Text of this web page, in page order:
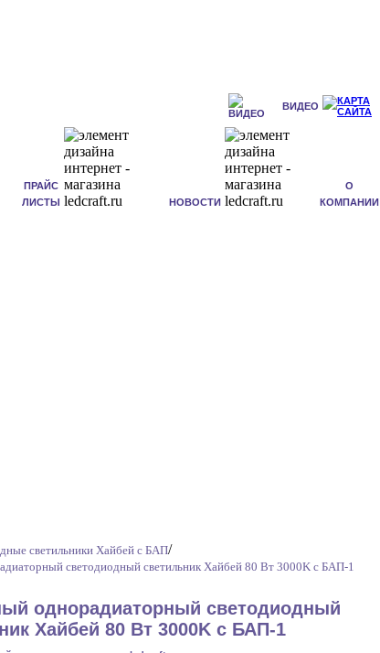
ВИДЕО
ПРАЙС
ЛИСТЫ
НОВОСТИ
О
КОМПАНИИ
светильники Хайбей с БАП/
светодиодный светильник Хайбей 80 Вт 3000K с БАП-1
однорадиаторный светодиодный
Хайбей 80 Вт 3000K с БАП-1